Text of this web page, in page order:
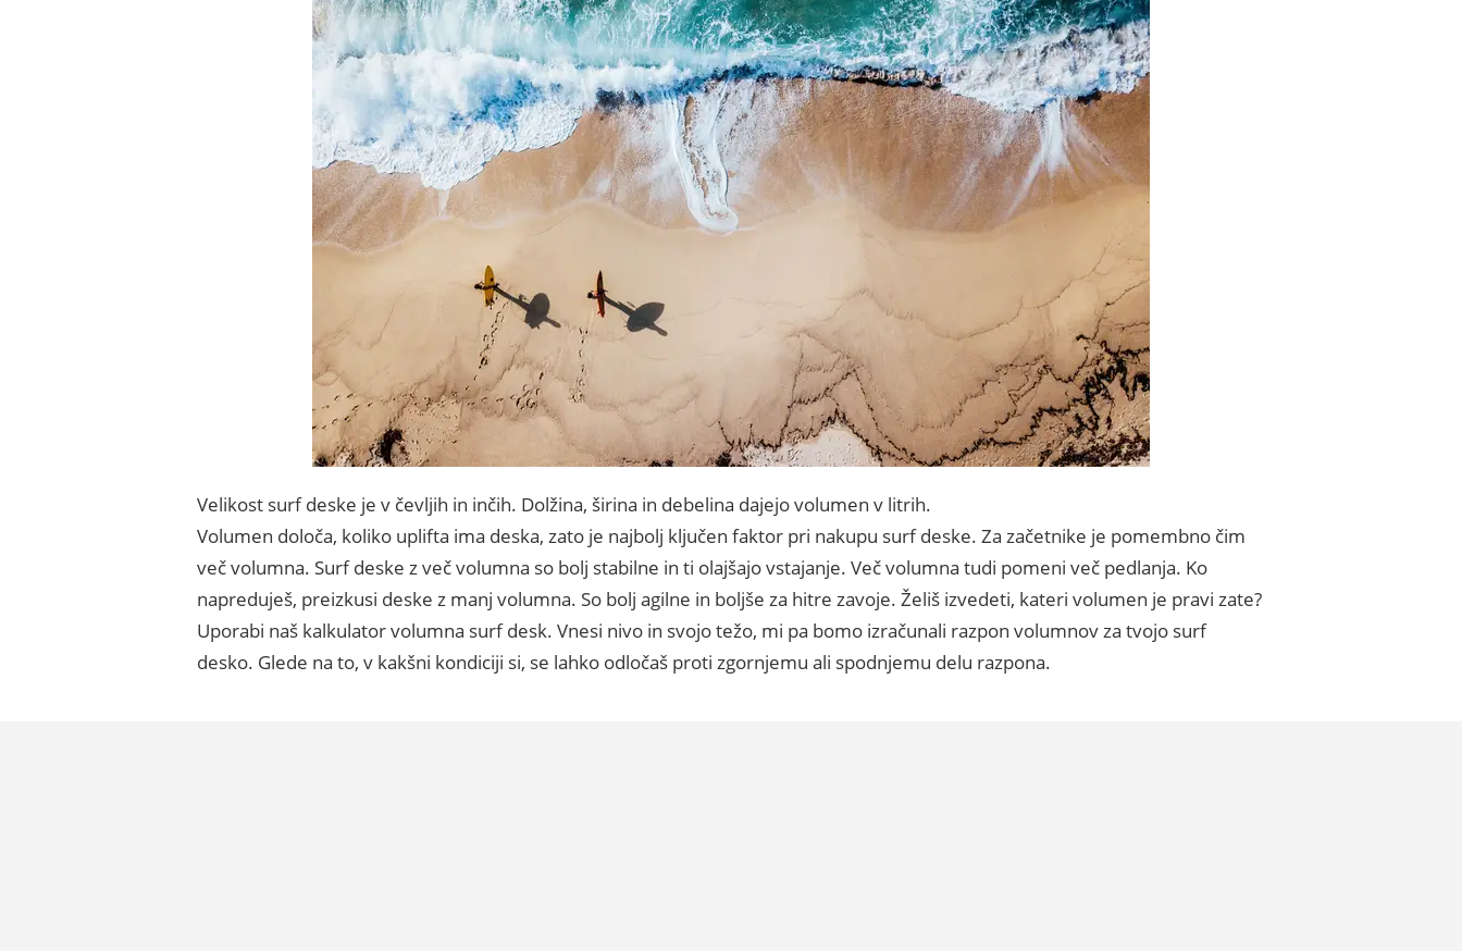
Velikost surf deske je v čevljih in inčih. Dolžina, širina in debelina dajejo volumen v litrih.
Volumen določa, koliko uplifta ima deska, zato je najbolj ključen faktor pri nakupu surf deske. Za začetnike je pomembno čim
več volumna. Surf deske z več volumna so bolj stabilne in ti olajšajo vstajanje. Več volumna tudi pomeni več pedlanja. Ko
napreduješ, preizkusi deske z manj volumna. So bolj agilne in boljše za hitre zavoje. Želiš izvedeti, kateri volumen je pravi zate?
Uporabi naš kalkulator volumna surf desk. Vnesi nivo in svojo težo, mi pa bomo izračunali razpon volumnov za tvojo surf
desko. Glede na to, v kakšni kondiciji si, se lahko odločaš proti zgornjemu ali spodnjemu delu razpona.